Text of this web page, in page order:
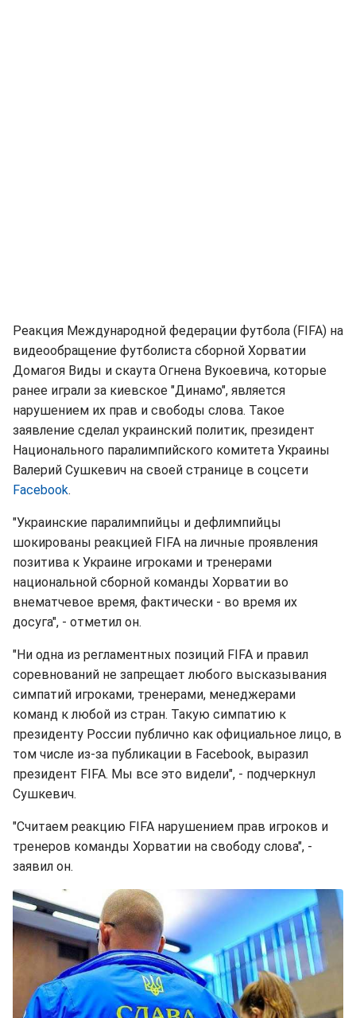
Реакция Международной федерации футбола (FIFA) на
видеообращение футболиста сборной Хорватии
Домагоя Виды и скаута Огнена Вукоевича, которые
ранее играли за киевское "Динамо", является
нарушением их прав и свободы слова. Такое
заявление сделал украинский политик, президент
Национального паралимпийского комитета Украины
Валерий Сушкевич на своей странице в соцсети
Facebook.
"Украинские паралимпийцы и дефлимпийцы
шокированы реакцией FIFA на личные проявления
позитива к Украине игроками и тренерами
национальной сборной команды Хорватии во
внематчевое время, фактически - во время их
досуга", - отметил он.
"Ни одна из регламентных позиций FIFA и правил
соревнований не запрещает любого высказывания
симпатий игроками, тренерами, менеджерами
команд к любой из стран. Такую симпатию к
президенту России публично как официальное лицо, в
том числе из-за публикации в Facebook, выразил
президент FIFA. Мы все это видели", - подчеркнул
Сушкевич.
"Считаем реакцию FIFA нарушением прав игроков и
тренеров команды Хорватии на свободу слова", -
заявил он.